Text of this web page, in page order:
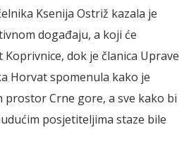
Ksenija Ostriž kazala je
događaju, a koji će
dok je članica Uprave
Horvat spomenula kako je
Crne gore, a sve kako bi
posjetiteljima staze bile